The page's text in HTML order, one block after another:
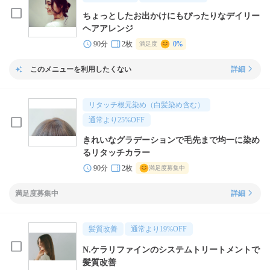
ちょっとしたお出かけにもぴったりなデイリー
ヘアアレンジ
90分 2枚 満足度 0%
このメニューを利用したくない 詳細
リタッチ根元染め（白髪染め含む）
通常より 25%OFF
きれいなグラデーションで毛先まで均一に染め
るリタッチカラー
90分 2枚 満足度募集中
満足度募集中 詳細
髪質改善 通常より 19%OFF
N.ケラリファインのシステムトリートメントで
髪質改善